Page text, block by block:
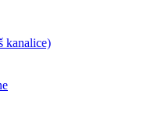
kanalice)